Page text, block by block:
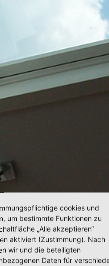
cookies und
um bestimmte Funktionen zu
„Alle akzeptieren“
aktiviert (Zustimmung). Nach
wir und die beteiligten
Daten für